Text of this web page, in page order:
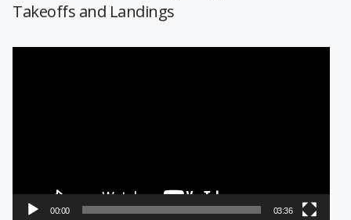
Takeoffs and Landings
00:00 03:36